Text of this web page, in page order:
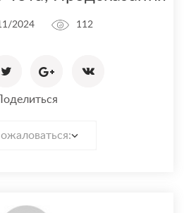
2024 112
Поделиться